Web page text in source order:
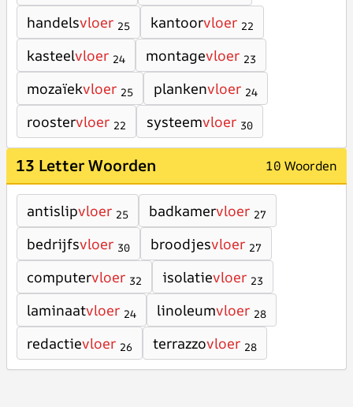
handelsvloer 25 kantoorvloer 22
kasteelvloer 24 montagevloer 23
mozaïekvloer 25 plankenvloer 24
roostervloer 22 systeemvloer 30
13 Letter Woorden 10 Woorden
antislipvloer 25 badkamervloer 27
bedrijfsvloer 30 broodjesvloer 27
computervloer 32 isolatievloer 23
laminaatvloer 24 linoleumvloer 28
redactievloer 26 terrazzovloer 28